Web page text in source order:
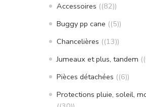
Accessoires (82)
Buggy pp cane (5)
Chancelières (13)
Jumeaux et plus, tandem
Pièces détachées (6)
Protections pluie, soleil,